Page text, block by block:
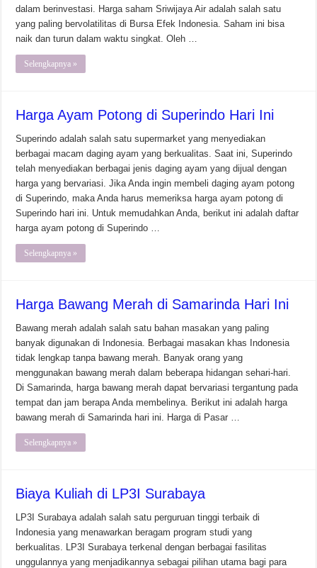
dalam berinvestasi. Harga saham Sriwijaya Air adalah salah satu
yang paling bervolatilitas di Bursa Efek Indonesia. Saham ini bisa
naik dan turun dalam waktu singkat. Oleh …
Selengkapnya »
Harga Ayam Potong di Superindo Hari Ini
Superindo adalah salah satu supermarket yang menyediakan
berbagai macam daging ayam yang berkualitas. Saat ini, Superindo
telah menyediakan berbagai jenis daging ayam yang dijual dengan
harga yang bervariasi. Jika Anda ingin membeli daging ayam potong
di Superindo, maka Anda harus memeriksa harga ayam potong di
Superindo hari ini. Untuk memudahkan Anda, berikut ini adalah daftar
harga ayam potong di Superindo …
Selengkapnya »
Harga Bawang Merah di Samarinda Hari Ini
Bawang merah adalah salah satu bahan masakan yang paling
banyak digunakan di Indonesia. Berbagai masakan khas Indonesia
tidak lengkap tanpa bawang merah. Banyak orang yang
menggunakan bawang merah dalam beberapa hidangan sehari-hari.
Di Samarinda, harga bawang merah dapat bervariasi tergantung pada
tempat dan jam berapa Anda membelinya. Berikut ini adalah harga
bawang merah di Samarinda hari ini. Harga di Pasar …
Selengkapnya »
Biaya Kuliah di LP3I Surabaya
LP3I Surabaya adalah salah satu perguruan tinggi terbaik di
Indonesia yang menawarkan beragam program studi yang
berkualitas. LP3I Surabaya terkenal dengan berbagai fasilitas
unggulannya yang menjadikannya sebagai pilihan utama bagi para